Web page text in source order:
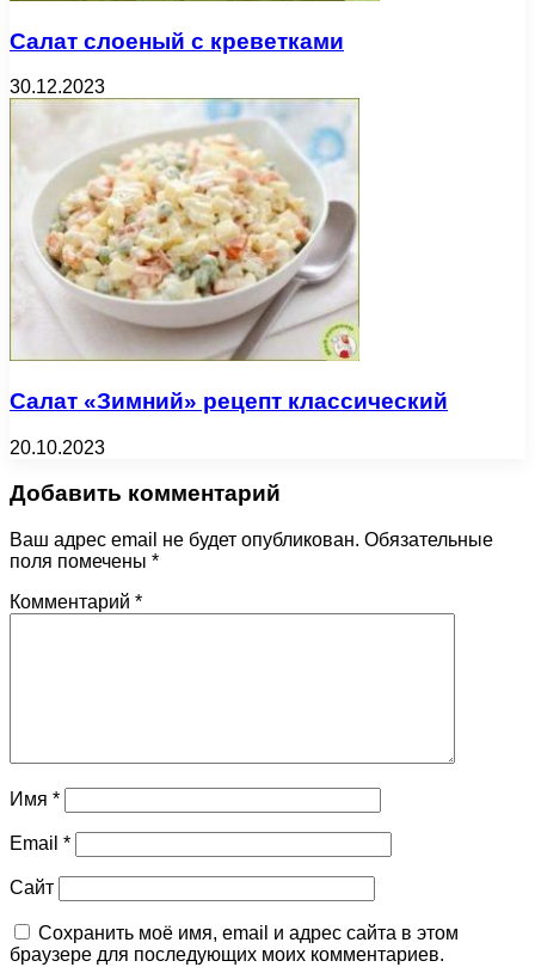
Салат слоеный с креветками
30.12.2023
Салат «Зимний» рецепт классический
20.10.2023
Добавить комментарий
Ваш адрес email не будет опубликован. Обязательные
поля помечены *
Комментарий *
Имя *
Email *
Сайт
Сохранить моё имя, email и адрес сайта в этом
браузере для последующих моих комментариев.